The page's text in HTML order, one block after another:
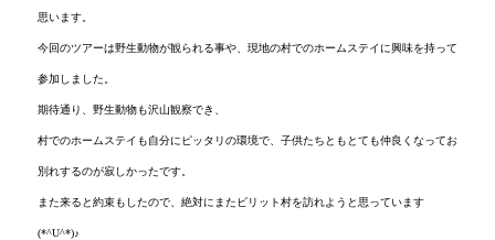
思います。
今回のツアーは野生動物が観られる事や、現地の村でのホームステイに興味を持って
参加しました。
期待通り、野生動物も沢山観察でき、
村でのホームステイも自分にピッタリの環境で、子供たちともとても仲良くなってお
別れするのが寂しかったです。
また来ると約束もしたので、絶対にまたビリット村を訪れようと思っています
(*^U^*)♪